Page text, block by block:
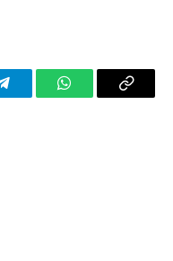
TelegramWhatsAppCopy